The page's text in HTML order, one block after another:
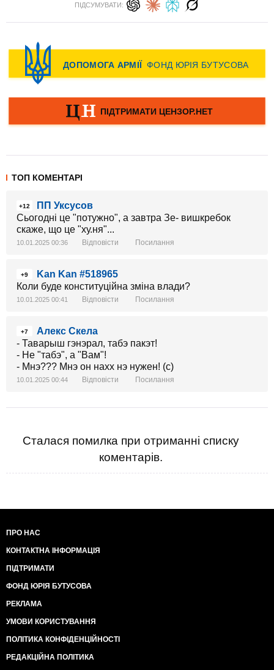
ПІДСУМУВАТИ:
ТОП КОМЕНТАРІ
+12
ПП Уксусов
Сьогодні це "потужно", а завтра Зе- вишкребок
скаже, що це "ху.ня"...
10.01.2025 00:36 Відповісти Посилання
+9
Kan Kan #518965
Коли буде конституційна зміна влади?
10.01.2025 00:41 Відповісти Посилання
+7
Алекс Скела
- Таварыш гэнэрал, табэ пакэт!
- Не "табэ", а "Вам"!
- Мнэ??? Мнэ он нахх нэ нужен! (с)
10.01.2025 00:44 Відповісти Посилання
Сталася помилка при отриманні списку
коментарів.
ПРО НАС
КОНТАКТНА ІНФОРМАЦІЯ
ПІДТРИМАТИ
ФОНД ЮРІЯ БУТУСОВА
РЕКЛАМА
УМОВИ КОРИСТУВАННЯ
ПОЛІТИКА КОНФІДЕНЦІЙНОСТІ
РЕДАКЦІЙНА ПОЛІТИКА